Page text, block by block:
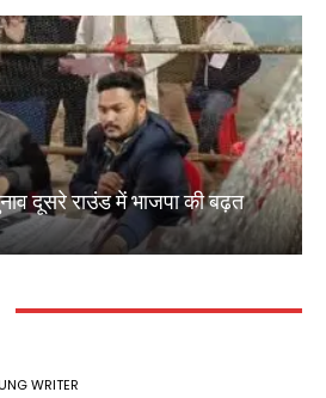
दूसरे राउंड में भाजपा की बढ़त
WRITER